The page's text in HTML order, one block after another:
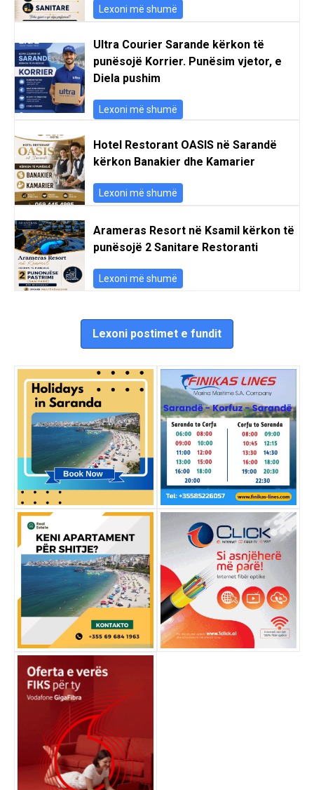
Lexoni më shumë
Ultra Courier Sarande kërkon të
punësojë Korrier. Punësim vjetor, e
Diela pushim
Lexoni më shumë
Hotel Restorant OASIS në Sarandë
kërkon Banakier dhe Kamarier
Lexoni më shumë
Arameras Resort në Ksamil kërkon të
punësojë 2 Sanitare Restoranti
Lexoni më shumë
Lexoni postimet e fundit